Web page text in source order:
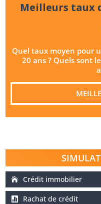
Meilleurs taux
Quel taux moyen pour
20 ans ? Quels sont
Crédit immobilier
Rachat de crédit